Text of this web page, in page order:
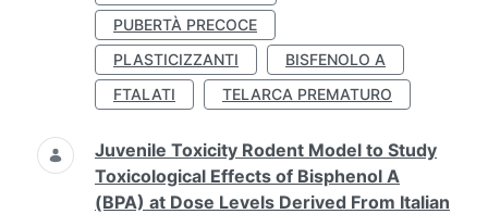
PUBERTÀ PRECOCE
PLASTICIZZANTI
BISFENOLO A
FTALATI
TELARCA PREMATURO
Juvenile Toxicity Rodent Model to Study
Toxicological Effects of Bisphenol A
(BPA) at Dose Levels Derived From Italian